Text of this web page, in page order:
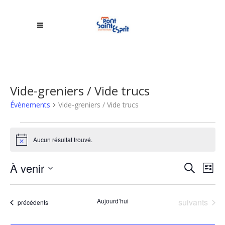
Vide-greniers / Vide trucs
Évènements Vide-greniers / Vide trucs
Évènements
Notice Aucun résultat trouvé.
et
Recherche
DE
Liste
À venir
Sélectionnez
date.
Évènements
précédents Aujourd’hui Évènements
suivants